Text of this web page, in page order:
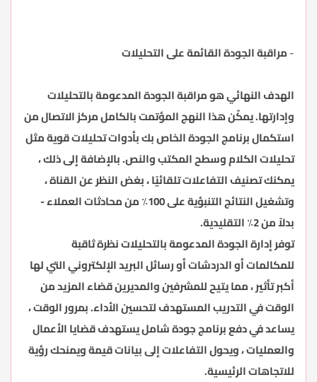
-مراقبة الجودة القائمة على التحليلات
الهدف النهائي هو مراقبة الجودة المدعومة بالتحليلات
وإدارتها. يمكّن هذا النهج المؤتمت بالكامل مركز الاتصال من
استكمال برنامج الجودة الخاص بك بأدوات تحليلات قوية مثل
تحليلات الكلام وسطح المكتب والنص. بالإضافة إلى ذلك ،
يمكنك تصنيف التفاعلات تلقائيًا ، بغض النظر عن القناة ،
وتشغيل النتائج التنبؤية على 100٪ من محادثات العملاء -
بدلاً من 2٪ التقليدية.
توفر إدارة الجودة المدعومة بالتحليلات نظرة ثاقبة
للمكالمات أو الدردشات أو رسائل البريد الإلكتروني التي لها
أكبر تأثير ، مما يتيح للمشرفين والمديرين قضاء المزيد من
الوقت في التدريب المستهدف لتحسين الأداء. بمرور الوقت ،
يساعد في دفع برنامج جودة شامل يستهدف قضايا الأعمال
والعمليات ، ويحول التفاعلات إلى بيانات قيمة ويمنحك رؤية
للاتجاهات الرئيسية.